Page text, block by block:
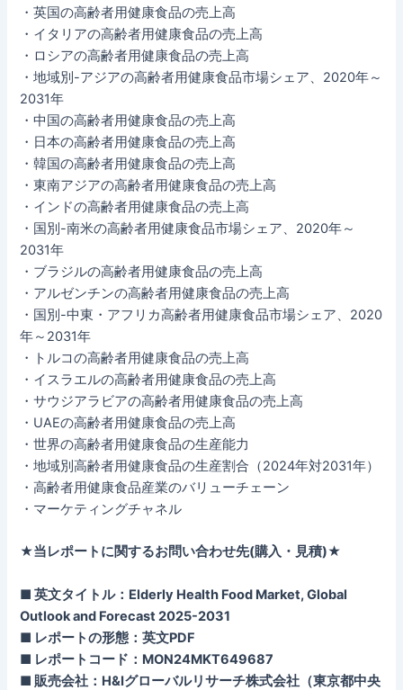
・英国の高齢者用健康食品の売上高
・イタリアの高齢者用健康食品の売上高
・ロシアの高齢者用健康食品の売上高
・地域別-アジアの高齢者用健康食品市場シェア、2020年～
2031年
・中国の高齢者用健康食品の売上高
・日本の高齢者用健康食品の売上高
・韓国の高齢者用健康食品の売上高
・東南アジアの高齢者用健康食品の売上高
・インドの高齢者用健康食品の売上高
・国別-南米の高齢者用健康食品市場シェア、2020年～
2031年
・ブラジルの高齢者用健康食品の売上高
・アルゼンチンの高齢者用健康食品の売上高
・国別-中東・アフリカ高齢者用健康食品市場シェア、2020
年～2031年
・トルコの高齢者用健康食品の売上高
・イスラエルの高齢者用健康食品の売上高
・サウジアラビアの高齢者用健康食品の売上高
・UAEの高齢者用健康食品の売上高
・世界の高齢者用健康食品の生産能力
・地域別高齢者用健康食品の生産割合（2024年対2031年）
・高齢者用健康食品産業のバリューチェーン
・マーケティングチャネル
★当レポートに関するお問い合わせ先(購入・見積)★
■ 英文タイトル：Elderly Health Food Market, Global
Outlook and Forecast 2025-2031
■ レポートの形態：英文PDF
■ レポートコード：MON24MKT649687
■ 販売会社：H&Iグローバルリサーチ株式会社（東京都中央